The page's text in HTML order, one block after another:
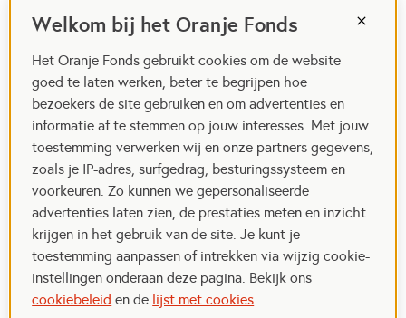
Welkom bij het Oranje Fonds
Het Oranje Fonds gebruikt cookies om de website
goed te laten werken, beter te begrijpen hoe
bezoekers de site gebruiken en om advertenties en
informatie af te stemmen op jouw interesses. Met jouw
toestemming verwerken wij en onze partners gegevens,
zoals je IP-adres, surfgedrag, besturingssysteem en
voorkeuren. Zo kunnen we gepersonaliseerde
advertenties laten zien, de prestaties meten en inzicht
krijgen in het gebruik van de site. Je kunt je
toestemming aanpassen of intrekken via wijzig cookie-
instellingen onderaan deze pagina. Bekijk ons
cookiebeleid en de lijst met cookies.